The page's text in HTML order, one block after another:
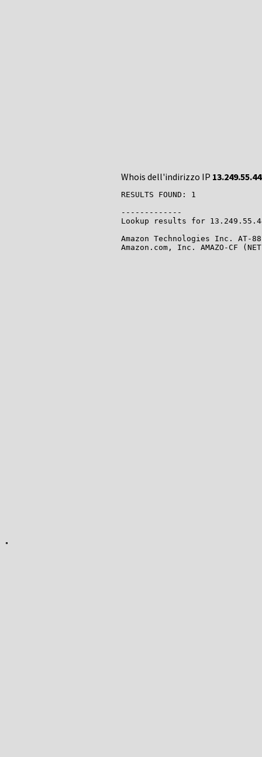
Whois dell'indirizzo IP 13.249.55.44
RESULTS FOUND: 1
-------------
Lookup results for
Amazon Technologies Inc. AT-
Amazon.com, Inc. AMAZO-CF